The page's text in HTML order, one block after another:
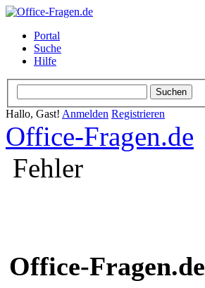
Portal
Suche
Hilfe
Hallo, Gast! Anmelden Registrieren
Office-Fragen.de
Fehler
Office-Fragen.de